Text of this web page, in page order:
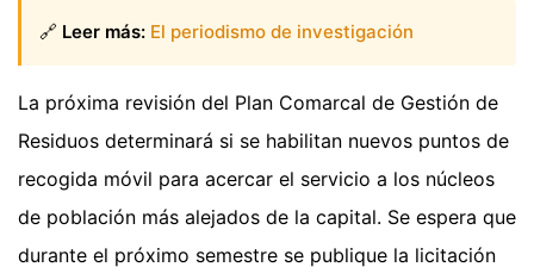
🔗 Leer más: El periodismo de investigación
La próxima revisión del Plan Comarcal de Gestión de
Residuos determinará si se habilitan nuevos puntos de
recogida móvil para acercar el servicio a los núcleos
de población más alejados de la capital. Se espera que
durante el próximo semestre se publique la licitación